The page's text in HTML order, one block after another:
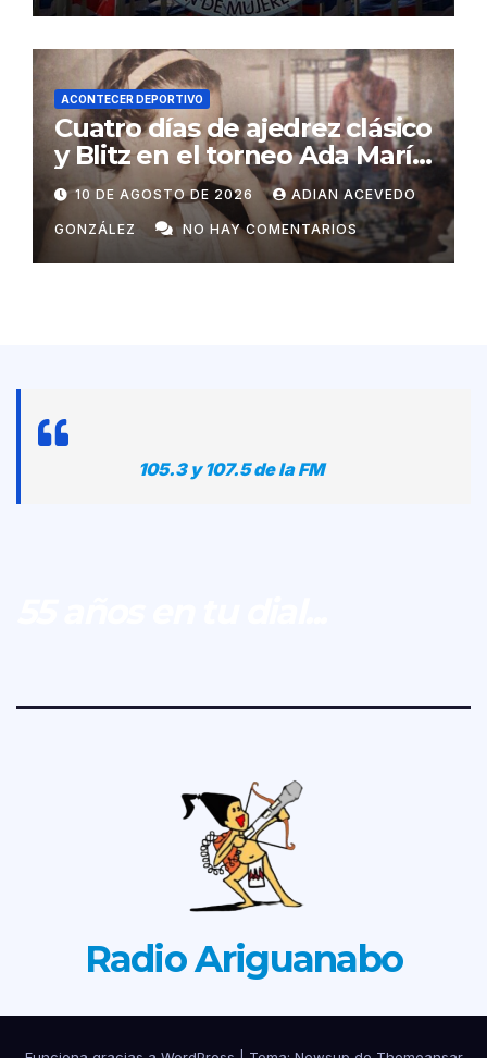
ACONTECER DEPORTIVO
Cuatro días de ajedrez clásico
y Blitz en el torneo Ada María
Salgado in memoriam
10 DE AGOSTO DE 2026 ADIAN ACEVEDO
GONZÁLEZ NO HAY COMENTARIOS
105.3 y 107.5 de la FM
Radio Ariguanabo